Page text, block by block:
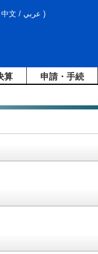
中文 / عربي )
算 申請・手続